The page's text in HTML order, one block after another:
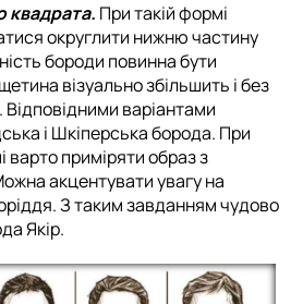
При такій формі
округлити нижню частину
бороди повинна бути
візуально збільшить і без
Відповідними варіантами
і Шкіперська борода. При
варто приміряти образ з
акцентувати увагу на
З таким завданням чудово
Якір.